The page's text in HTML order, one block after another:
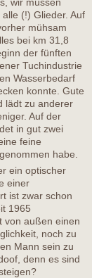
(!) Glieder. Auf
mühsam
bei km 31,8
der fünften
Tuchindustrie
Wasserbedarf
konnte. Gute
lädt zu anderer
Auf der
in gut zwei
feine
habe.
ein optischer
einer
ist zwar schon
1965
von außen einen
noch zu
Mann sein zu
denn es sind